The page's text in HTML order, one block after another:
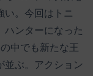
い。今回はトニ
ハンターになった
中でも新たな王
並ぶ。アクション